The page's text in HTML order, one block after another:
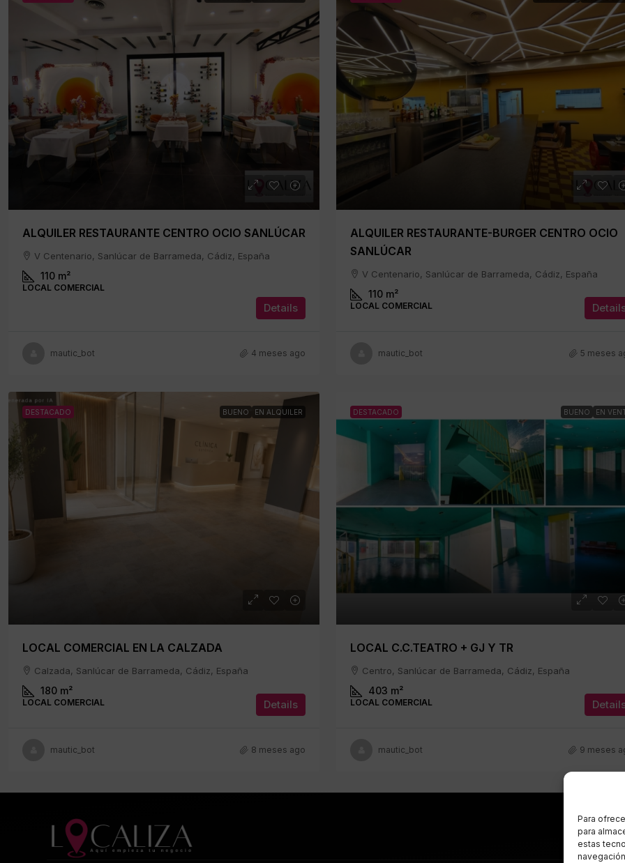
ALQUILER RESTAURANTE CENTRO OCIO SANLÚCAR
V Centenario, Sanlúcar de Barrameda, Cádiz, España
110 m²
LOCAL COMERCIAL
Details
mautic_bot 4 meses ago
ALQUILER RESTAURANTE-BURGER CENTRO OCIO
SANLÚCAR
V Centenario, Sanlúcar de Barrameda, Cádiz, España
110 m²
LOCAL COMERCIAL
mautic_bot 5 meses
DESTACADO BUENO EN ALQUILER
LOCAL COMERCIAL EN LA CALZADA
Calzada, Sanlúcar de Barrameda, Cádiz, España
180 m²
LOCAL COMERCIAL Details
mautic_bot 8 meses ago
DESTACADO BUENO EN
LOCAL C.C.TEATRO + GJ Y TR
Centro, Sanlúcar de Barrameda, Cádiz, España
403 m²
LOCAL COMERCIAL
mautic_bot 9 meses
Para
para
estas